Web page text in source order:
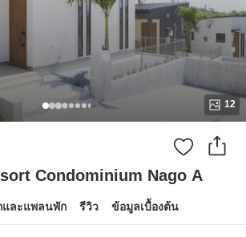
12
Condominium Nago A
และแพลนพัก รีวิว ข้อมูลเบื้องต้น